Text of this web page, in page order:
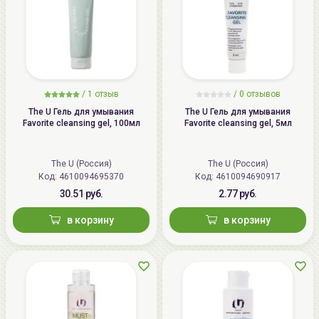
/ 1 отзыв
The U Гель для умывания
Favorite cleansing gel, 100мл
The U (Россия)
Код: 4610094695370
30.51 руб.
в корзину
/ 0 отзывов
The U Гель для умывания
Favorite cleansing gel, 5мл
The U (Россия)
Код: 4610094690917
2.77 руб.
в корзину